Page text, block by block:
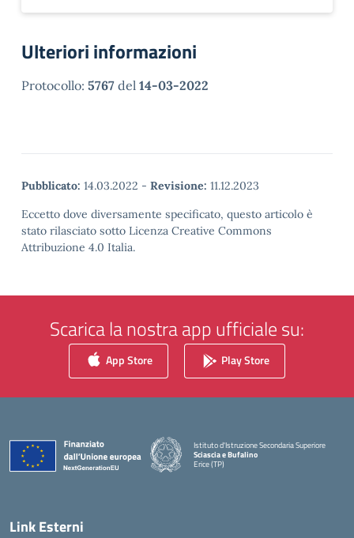
Ulteriori informazioni
Protocollo: 5767 del 14-03-2022
Pubblicato: 14.03.2022 - Revisione: 11.12.2023
Eccetto dove diversamente specificato, questo articolo è
stato rilasciato sotto Licenza Creative Commons
Attribuzione 4.0 Italia.
Scarica la nostra app ufficiale su:
App Store Play Store
Istituto d'Istruzione Secondaria Superiore
Sciascia e Bufalino
Erice (TP)
Link Esterni